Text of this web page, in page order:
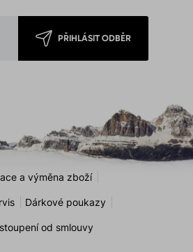
PŘIHLÁSIT ODBĚR
a výměna zboží
Dárkové poukazy
od smlouvy